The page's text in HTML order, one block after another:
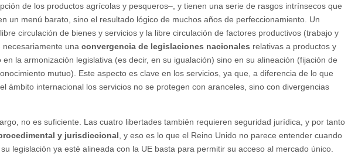
de los productos agrícolas y pesqueros–, y tienen una serie de rasgos intrínsecos que
un menú barato, sino el resultado lógico de muchos años de perfeccionamiento. Un
circulación de bienes y servicios y la libre circulación de factores productivos (trabajo y
una convergencia de legislaciones nacionales relativas a productos y
la armonización legislativa (es decir, en su igualación) sino en su alineación (fijación de
mutuo). Este aspecto es clave en los servicios, ya que, a diferencia de lo que
ámbito internacional los servicios no se protegen con aranceles, sino con divergencias
no es suficiente. Las cuatro libertades también requieren seguridad jurídica, y por tanto
y jurisdiccional , y eso es lo que el Reino Unido no parece entender cuando
legislación ya esté alineada con la UE basta para permitir su acceso al mercado único.